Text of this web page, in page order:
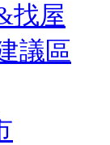
找屋
議區